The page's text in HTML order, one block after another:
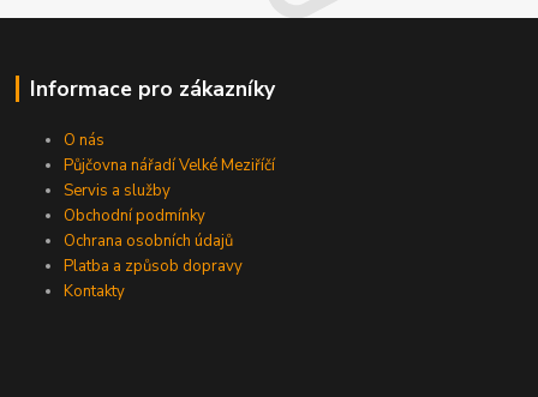
Informace pro zákazníky
O nás
Půjčovna nářadí Velké Meziříčí
Servis a služby
Obchodní podmínky
Ochrana osobních údajů
Platba a způsob dopravy
Kontakty